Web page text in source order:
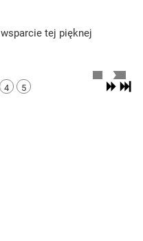
tej pięknej
4 5